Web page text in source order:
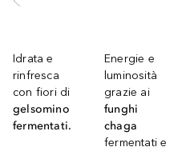
Idrata e
rinfresca
con fiori di
gelsomino
fermentati.
Energie e
luminosità
grazie ai
funghi
chaga
fermentati e